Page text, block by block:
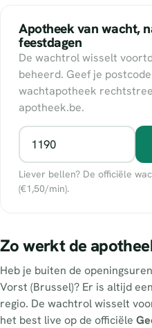
Apotheek van wacht,
feestdagen
De wachtrol wisselt
beheerd. Geef je
wachtapotheek
apotheek.be.
Liever bellen? De officiële
(€1,50/min).
Zo werkt de
Heb je buiten de
Vorst (Brussel)? Er is altijd een
regio. De wachtrol wisselt
het best live op de officiële